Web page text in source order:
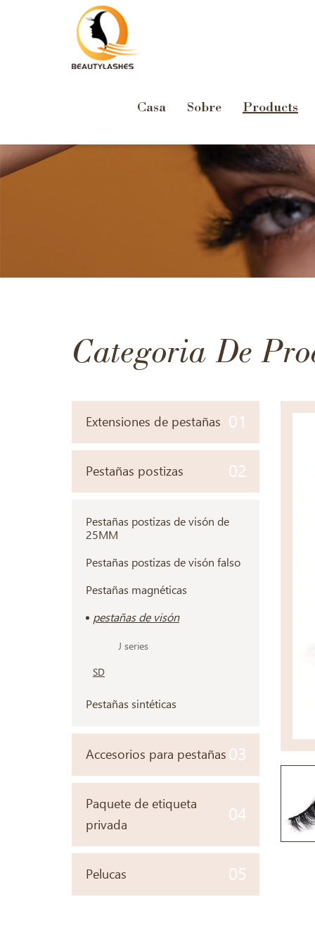
Casa Sobre Products
Categoria De
Extensiones de pestañas 01
Pestañas postizas 02
Pestañas postizas de visón de
25MM
Pestañas postizas de visón falso
Pestañas magnéticas
pestañas de visón
J series
SD
Pestañas sintéticas
Accesorios para pestañas 03
Paquete de etiqueta
privada
04
Pelucas 05